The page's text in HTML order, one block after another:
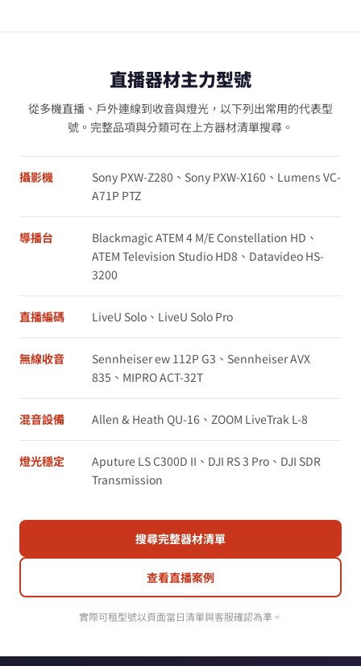
直播器材主力型號
從多機直播、戶外連線到收音與燈光，以下列出常用的代表型
號。完整品項與分類可在上方器材清單搜尋。
攝影機
Sony PXW-Z280、Sony PXW-X160、Lumens VC-
A71P PTZ
導播台
Blackmagic ATEM 4 M/E Constellation HD、
ATEM Television Studio HD8、Datavideo HS-
3200
直播編碼 LiveU Solo、LiveU Solo Pro
無線收音
Sennheiser ew 112P G3、Sennheiser AVX
835、MIPRO ACT-32T
混音設備 Allen & Heath QU-16、ZOOM LiveTrak L-8
燈光穩定
Aputure LS C300D II、DJI RS 3 Pro、DJI SDR
Transmission
搜尋完整器材清單
查看直播案例
實際可租型號以頁面當日清單與客服確認為準。